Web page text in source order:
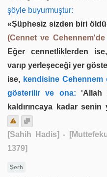
şöyle buyurmuştur:
«Şüphesiz sizden biri
(Cennet ve
Eğer cennetliklerden
varıp yerleşeceği yer
ise, kendisine Cehennem
gösterilir ve ona: 'Allah
kaldırıncaya kadar
[Sahih Hadis] -
1379]
Şerh